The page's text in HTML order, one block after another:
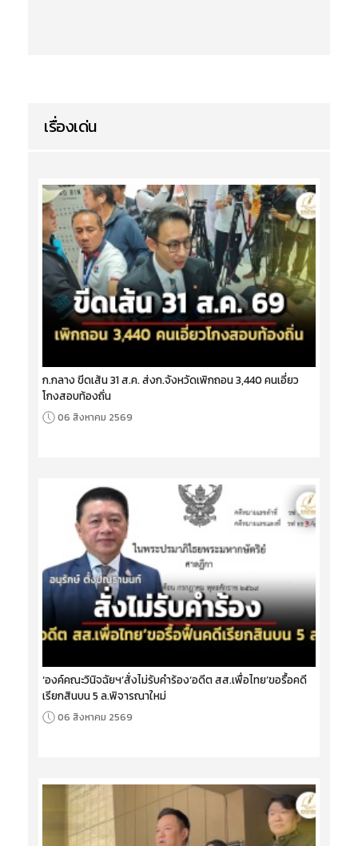
เรื่องเด่น
ก.กลาง ขีดเส้น 31 ส.ค. ส่งก.จังหวัดเพิกถอน 3,440 คนเอี่ยว
โกงสอบท้องถิ่น
06 สิงหาคม 2569
‘องค์คณะวินิจฉัยฯ’สั่งไม่รับคำร้อง‘อดีต สส.เพื่อไทย’ขอรื้อคดี
เรียกสินบน 5 ล.พิจารณาใหม่
06 สิงหาคม 2569